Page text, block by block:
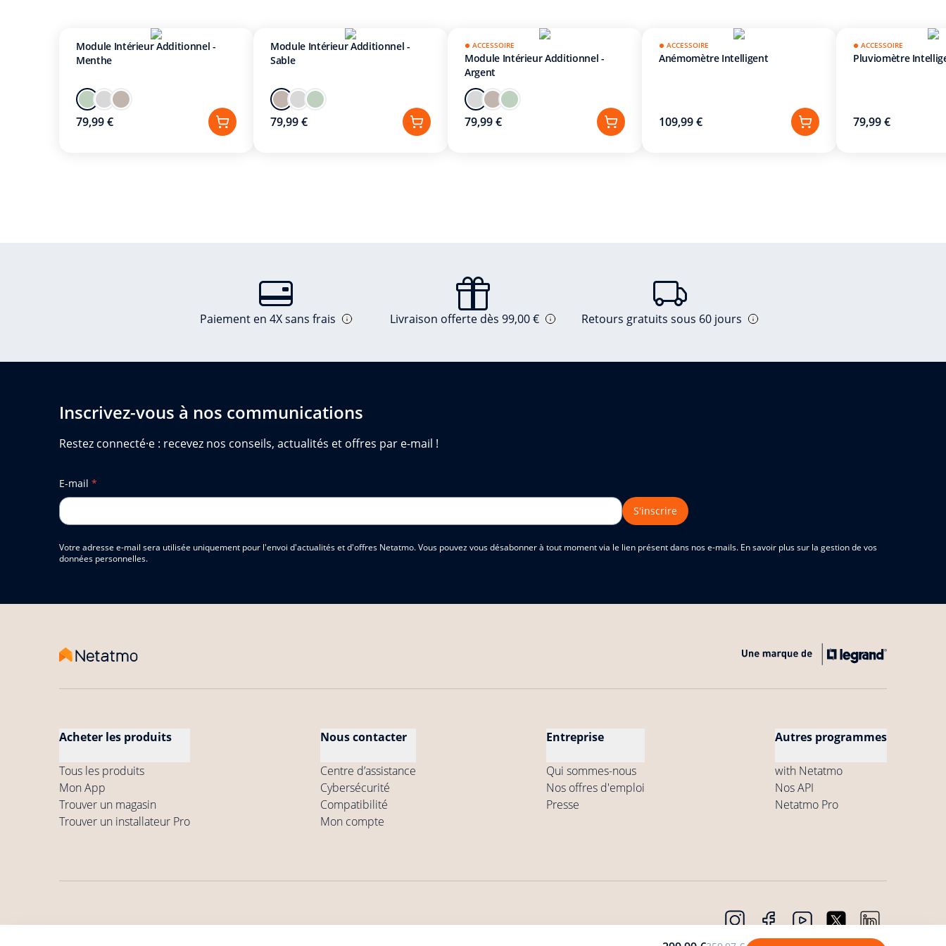
Module Intérieur Additionnel -
Menthe
79,99 €
Module Intérieur Additionnel -
Sable
79,99 €
ACCESSOIRE
Module Intérieur Additionnel -
Argent
79,99 €
ACCESSOIRE
Anémomètre Intelligent
109,99 €
ACCESSOIRE
Pluviomètre
79,99 €
Paiement en 4X sans frais Livraison offerte dès 99,00 € Retours gratuits sous 60 jours
Inscrivez-vous à nos communications
Restez connecté·e : recevez nos conseils, actualités et offres par e-mail !
E-mail *
S'inscrire
Votre adresse e-mail sera utilisée uniquement pour l'envoi d'actualités et d'offres Netatmo. Vous pouvez vous désabonner à tout moment via le lien présent dans nos e-mails. En savoir plus sur la gestion de vos
données personnelles.
Acheter les produits
Tous les produits
Mon App
Trouver un magasin
Trouver un installateur Pro
Nous contacter
Centre d’assistance
Cybersécurité
Compatibilité
Mon compte
Entreprise
Qui sommes-nous
Nos offres d'emploi
Presse
Autres programmes
with Netatmo
Nos API
Netatmo Pro
Politique de confidentialité Copyright © 2026 Netatmo. Tous droits